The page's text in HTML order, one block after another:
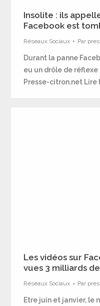
Insolite : ils
Facebook est
Réseaux Sociaux Par
Durant la panne
eu un drôle de réflexe
Presse-citron.net Lire
Les vidéos sur
vues 3 milliards
Réseaux Sociaux Par
Etre juin et janvier, le